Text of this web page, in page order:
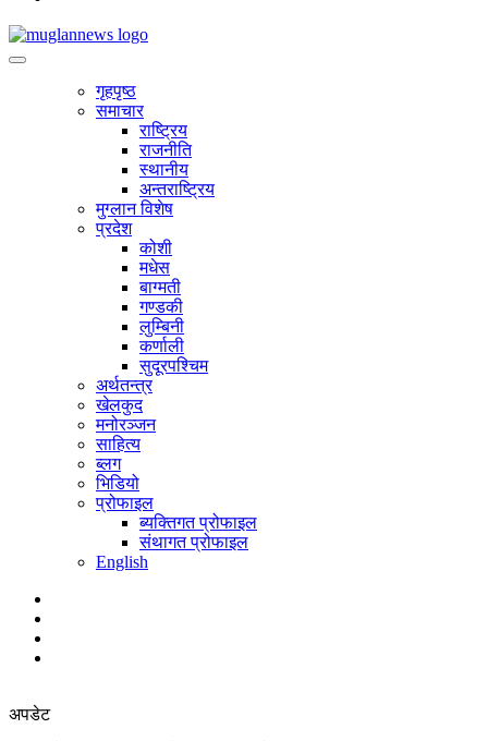
गृहपृष्ठ
समाचार
राष्ट्रिय
राजनीति
स्थानीय
अन्तराष्ट्रिय
मुग्लान विशेष
प्रदेश
कोशी
मधेस
बाग्मती
गण्डकी
लुम्बिनी
कर्णाली
सुदूरपश्चिम
अर्थतन्त्र
खेलकुद
मनोरञ्जन
साहित्य
ब्लग
भिडियो
प्रोफाइल
ब्यक्तिगत प्रोफाइल
संथागत प्रोफाइल
English
अपडेट